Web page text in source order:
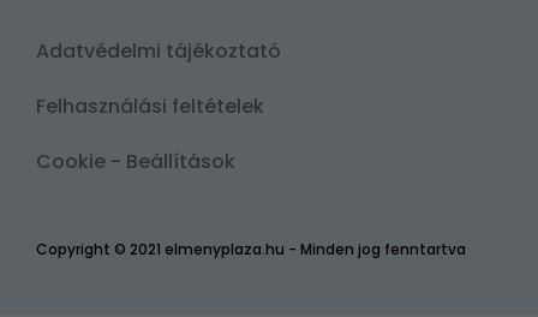
Copyright © 2021 elmenyplaza.hu - Minden jog fenntartva
Adatvédelmi tájékoztató
Felhasználási feltételek
Cookie - Beállítások